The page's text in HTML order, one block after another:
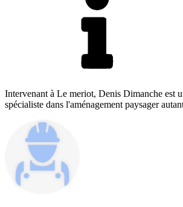
Intervenant à Le meriot, Denis Dimanche est
spécialiste dans l'aménagement paysager